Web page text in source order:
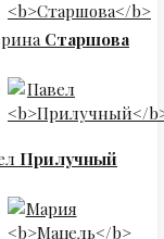
Старшова
Прилучный